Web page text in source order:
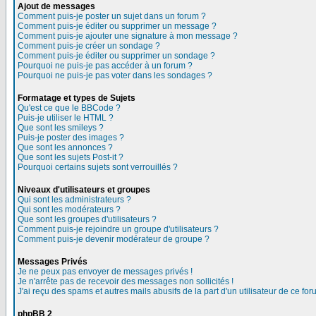
Ajout de messages
Comment puis-je poster un sujet dans un forum ?
Comment puis-je éditer ou supprimer un message ?
Comment puis-je ajouter une signature à mon message ?
Comment puis-je créer un sondage ?
Comment puis-je éditer ou supprimer un sondage ?
Pourquoi ne puis-je pas accéder à un forum ?
Pourquoi ne puis-je pas voter dans les sondages ?
Formatage et types de Sujets
Qu'est ce que le BBCode ?
Puis-je utiliser le HTML ?
Que sont les smileys ?
Puis-je poster des images ?
Que sont les annonces ?
Que sont les sujets Post-it ?
Pourquoi certains sujets sont verrouillés ?
Niveaux d'utilisateurs et groupes
Qui sont les administrateurs ?
Qui sont les modérateurs ?
Que sont les groupes d'utilisateurs ?
Comment puis-je rejoindre un groupe d'utilisateurs ?
Comment puis-je devenir modérateur de groupe ?
Messages Privés
Je ne peux pas envoyer de messages privés !
Je n'arrête pas de recevoir des messages non sollicités !
J'ai reçu des spams et autres mails abusifs de la part d'un utilisateur de ce
phpBB 2